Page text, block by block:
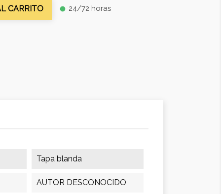
CARRITO fiber_manual_record 24/72 horas
Tapa blanda
AUTOR DESCONOCIDO